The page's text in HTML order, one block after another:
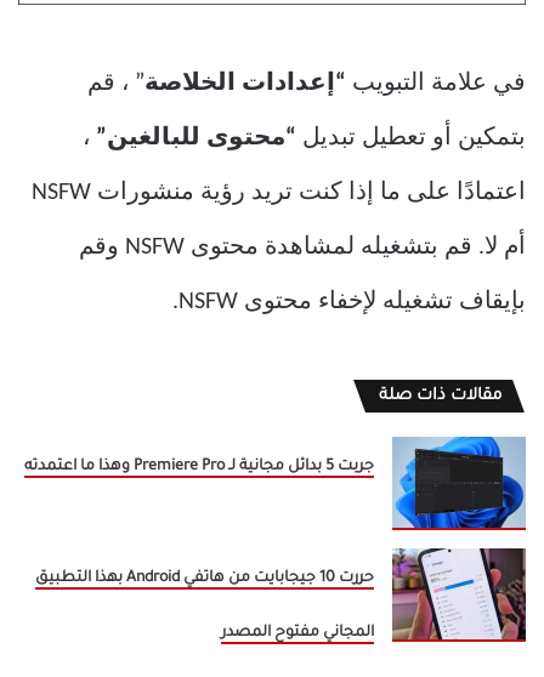
في علامة التبويب “إعدادات الخلاصة” ، قم
بتمكين أو تعطيل تبديل “محتوى للبالغين” ،
اعتمادًا على ما إذا كنت تريد رؤية منشورات NSFW
أم لا. قم بتشغيله لمشاهدة محتوى NSFW وقم
بإيقاف تشغيله لإخفاء محتوى NSFW.
مقالات ذات صلة
جربت 5 بدائل مجانية لـ Premiere Pro وهذا ما اعتمدته
حررت 10 جيجابايت من هاتفي Android بهذا التطبيق
المجاني مفتوح المصدر